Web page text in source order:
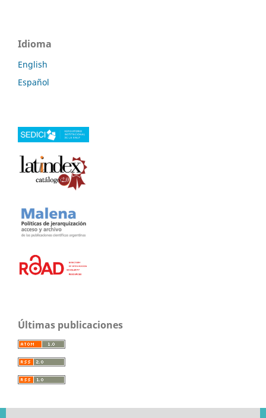
Idioma
English
Español
Últimas publicaciones